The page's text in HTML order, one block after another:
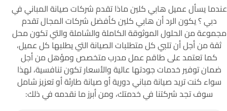
عندما يسأل عميل هابي كلين ماذا تقدم شركات صيانة المباني في
دبي ؟ يكون الرد أن هابي كلين كأفضل شركات المجال تقدم
مجموعة من الحلول الموثوقة الكاملة والشاملة والتي تكون محل
ثقة من أجل أن تلبي كل متطلبات الصيانة التي يطلبها كل عميل،
كما تعتمد على طاقم عمل مدرب متخصص ومؤهل من أجل
ضمان توفير خدمات جودتها عالية والأسعار تكون تنافسية، لهذا
سواء كنت تريد صيانة مباني دورية أو صيانة طارئة أو تعزيز شامل
سوف تجد شركتنا في خدمتك، ومن أبرز ما نقدمه في ذلك: